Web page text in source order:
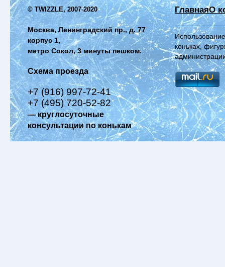
© TWIZZLE, 2007-2020
Москва, Ленинградский пр., д. 77
корпус 1,
метро Сокол, 3 минуты пешком.
Схема проезда
+7 (916) 997-72-41
+7 (495) 720-52-82
— круглосуточные
консультации по конькам
ГлавнаяО
коньках,